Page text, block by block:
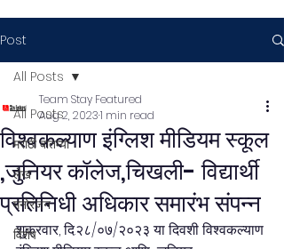
Post
All Posts
मराठी बातम्या
लेख
मनोरंजन
विशेष
All Posts
विश्वकल्याण इंग्लिश मीडियम स्कूल
,जुनियर कॉलेज,चिखली- विद्यार्थी
प्रतिनिधी अधिकार समारंभ संपन्न
Team Stay Featured
Aug 2, 20231 min read
शुक्रवार, दि.२८/०७/२०२३ या दिवशी विश्वकल्याण